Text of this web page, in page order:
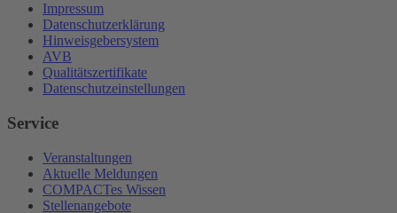
Impressum
Datenschutzerklärung
Hinweisgebersystem
AVB
Qualitätszertifikate
Datenschutzeinstellungen
Service
Veranstaltungen
Aktuelle Meldungen
COMPACTes Wissen
Stellenangebote